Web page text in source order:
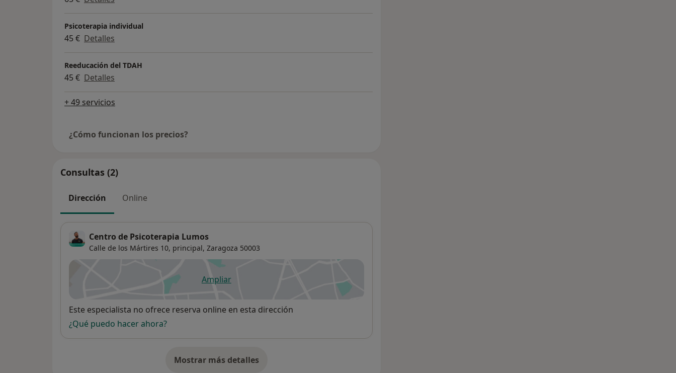
Psicoterapia individual
45 € Detalles
Reeducación del TDAH
45 € Detalles
+ 49 servicios
¿Cómo funcionan los precios?
Consultas (2)
Dirección Online
Centro de Psicoterapia Lumos
Calle de los Mártires 10, principal, Zaragoza 50003
Ampliarse abre en una nueva pestaña
Disponibilidad
Este especialista no ofrece reserva online en esta dirección
¿Qué puedo hacer ahora?
Mostrar más detalles
sobre la dirección